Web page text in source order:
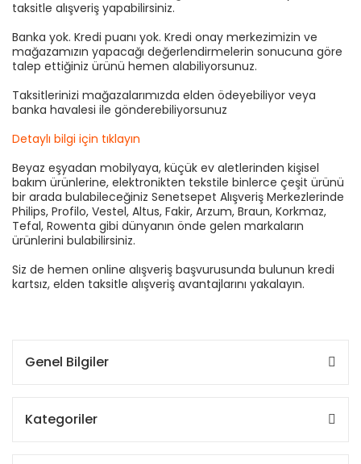
taksitle alışveriş yapabilirsiniz.
Banka yok. Kredi puanı yok. Kredi onay merkezimizin ve
mağazamızın yapacağı değerlendirmelerin sonucuna göre
talep ettiğiniz ürünü hemen alabiliyorsunuz.
Taksitlerinizi mağazalarımızda elden ödeyebiliyor veya
banka havalesi ile gönderebiliyorsunuz
Detaylı bilgi için tıklayın
Beyaz eşyadan mobilyaya, küçük ev aletlerinden kişisel
bakım ürünlerine, elektronikten tekstile binlerce çeşit ürünü
bir arada bulabileceğiniz Senetsepet Alışveriş Merkezlerinde
Philips, Profilo, Vestel, Altus, Fakir, Arzum, Braun, Korkmaz,
Tefal, Rowenta gibi dünyanın önde gelen markaların
ürünlerini bulabilirsiniz.
Siz de hemen online alışveriş başvurusunda bulunun kredi
kartsız, elden taksitle alışveriş avantajlarını yakalayın.
Genel Bilgiler
Kategoriler